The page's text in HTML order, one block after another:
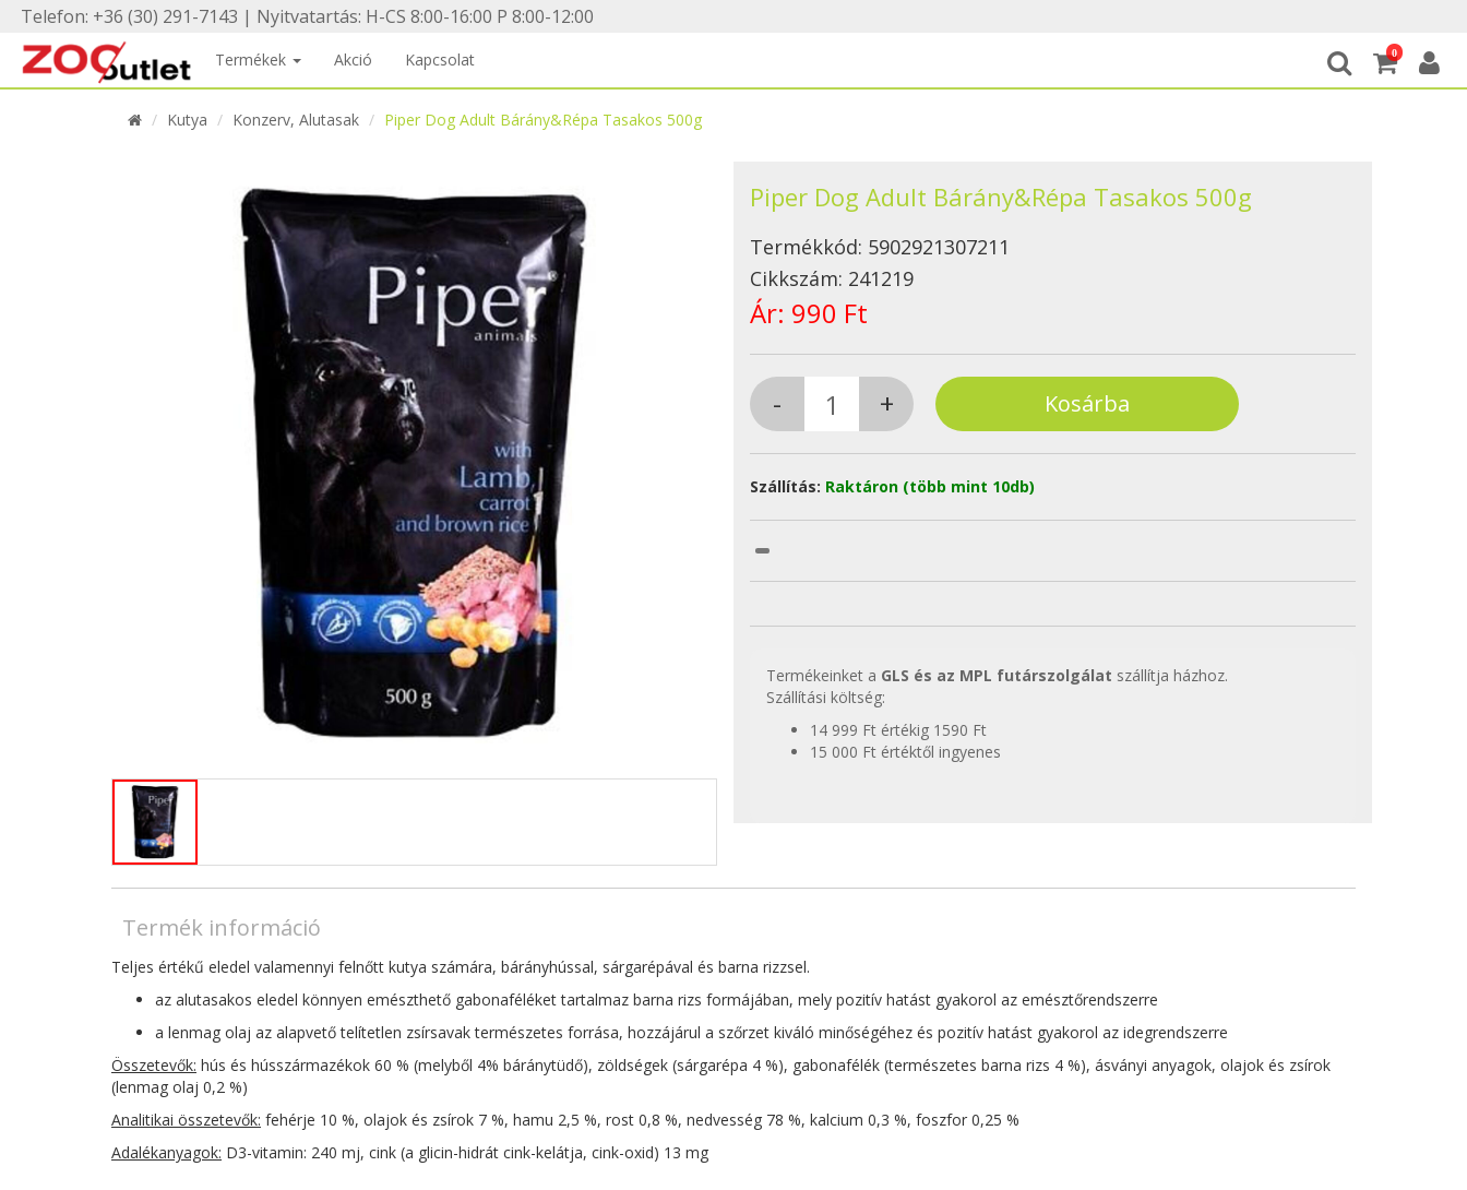
Telefon: +36 (30) 291-7143 | Nyitvatartás: H-CS 8:00-16:00 P 8:00-12:00
0
Termékek Akció Kapcsolat
Kutya Konzerv, Alutasak Piper Dog Adult Bárány&Répa Tasakos 500g
Piper Dog Adult Bárány&Répa Tasakos 500g
Termékkód: 5902921307211
Cikkszám: 241219
Ár: 990 Ft
Szállítás: Raktáron (több mint 10db)
Termékeinket a GLS és az MPL futárszolgálat szállítja házhoz.
Szállítási költség:
14 999 Ft értékig 1590 Ft
15 000 Ft értéktől ingyenes
Termék információ
Teljes értékű eledel valamennyi felnőtt kutya számára, bárányhússal, sárgarépával és barna rizzsel.
az alutasakos eledel könnyen emészthető gabonaféléket tartalmaz barna rizs formájában, mely pozitív hatást gyakorol az emésztőrendszerre
a lenmag olaj az alapvető telítetlen zsírsavak természetes forrása, hozzájárul a szőrzet kiváló minőségéhez és pozitív hatást gyakorol az idegrendszerre
Összetevők: hús és hússzármazékok 60 % (melyből 4% báránytüdő), zöldségek (sárgarépa 4 %), gabonafélék (természetes barna rizs 4 %), ásványi anyagok, olajok és zsírok
(lenmag olaj 0,2 %)
Analitikai összetevők: fehérje 10 %, olajok és zsírok 7 %, hamu 2,5 %, rost 0,8 %, nedvesség 78 %, kalcium 0,3 %, foszfor 0,25 %
Adalékanyagok: D3-vitamin: 240 mj, cink (a glicin-hidrát cink-kelátja, cink-oxid) 13 mg